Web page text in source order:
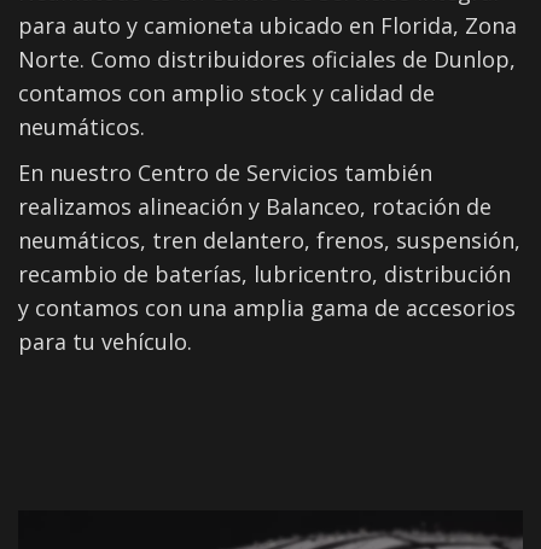
para auto y camioneta ubicado en Florida, Zona
Norte. Como distribuidores oficiales de Dunlop,
contamos con amplio stock y calidad de
neumáticos.
En nuestro Centro de Servicios también
realizamos alineación y Balanceo, rotación de
neumáticos, tren delantero, frenos, suspensión,
recambio de baterías, lubricentro, distribución
y contamos con una amplia gama de accesorios
para tu vehículo.